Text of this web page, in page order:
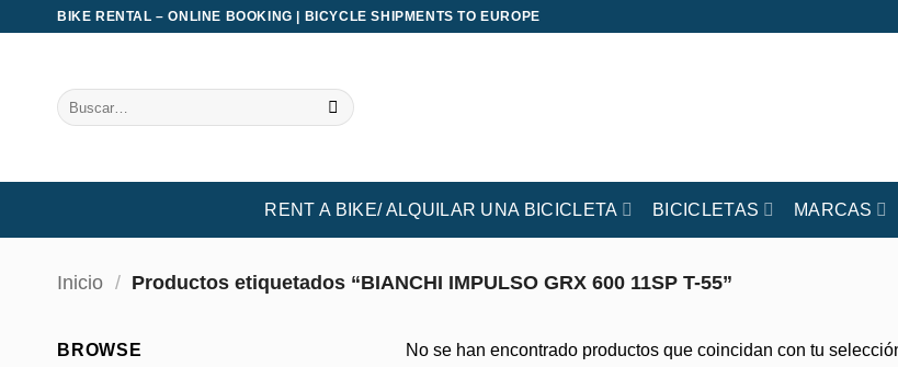
BIKE RENTAL – ONLINE BOOKING | BICYCLE SHIPMENTS TO EUROPE
Buscar
por:
RENT A BIKE/ ALQUILAR UNA BICICLETA BICICLETAS MARCAS
Inicio / Productos etiquetados “BIANCHI IMPULSO GRX 600 11SP T-55”
BROWSE No se han encontrado productos que coincidan con tu